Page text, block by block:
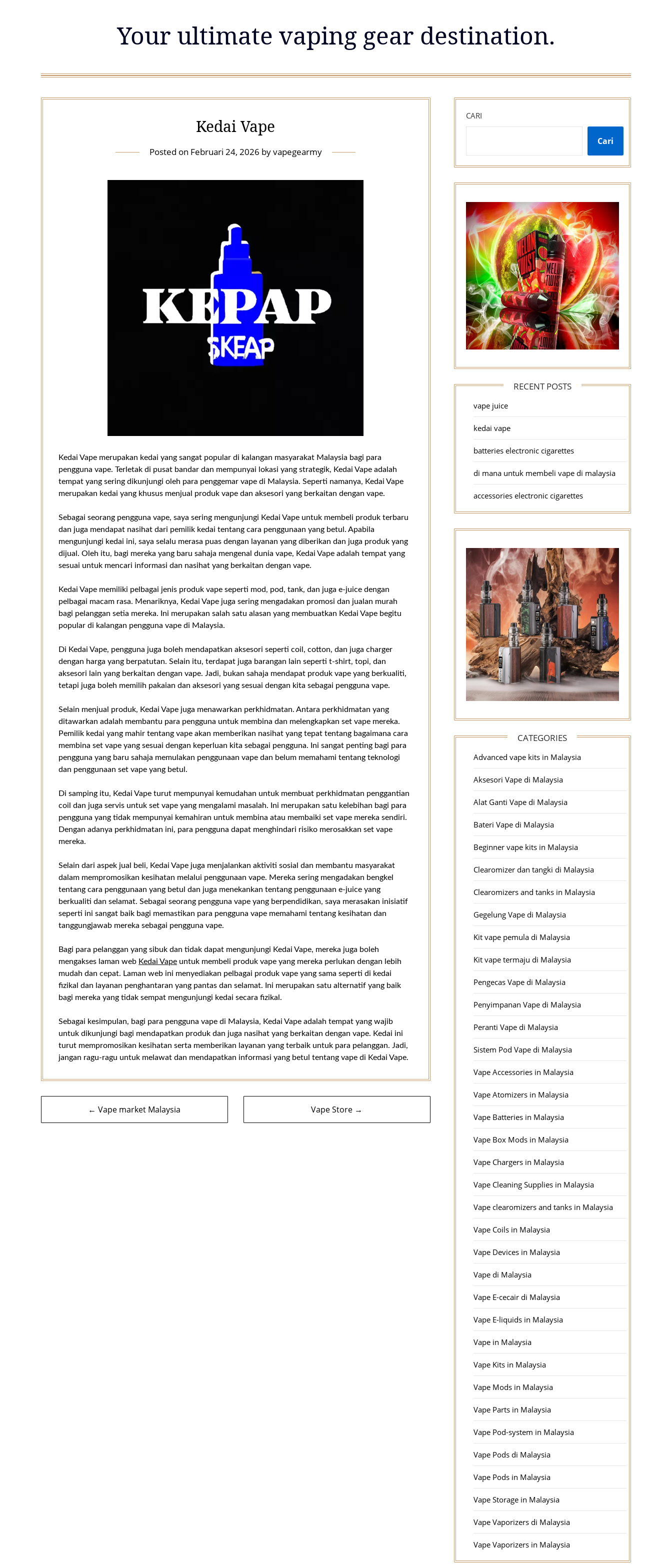
Your ultimate vaping gear destination.
Kedai Vape
Posted on Februari 24, 2026 byvapegearmy
Kedai Vape merupakan kedai yang sangat popular di kalangan masyarakat Malaysia bagi para
pengguna vape. Terletak di pusat bandar dan mempunyai lokasi yang strategik, Kedai Vape adalah
tempat yang sering dikunjungi oleh para penggemar vape di Malaysia. Seperti namanya, Kedai Vape
merupakan kedai yang khusus menjual produk vape dan aksesori yang berkaitan dengan vape.
Sebagai seorang pengguna vape, saya sering mengunjungi Kedai Vape untuk membeli produk terbaru
dan juga mendapat nasihat dari pemilik kedai tentang cara penggunaan yang betul. Apabila
mengunjungi kedai ini, saya selalu merasa puas dengan layanan yang diberikan dan juga produk yang
dijual. Oleh itu, bagi mereka yang baru sahaja mengenal dunia vape, Kedai Vape adalah tempat yang
sesuai untuk mencari informasi dan nasihat yang berkaitan dengan vape.
Kedai Vape memiliki pelbagai jenis produk vape seperti mod, pod, tank, dan juga e-juice dengan
pelbagai macam rasa. Menariknya, Kedai Vape juga sering mengadakan promosi dan jualan murah
bagi pelanggan setia mereka. Ini merupakan salah satu alasan yang membuatkan Kedai Vape begitu
popular di kalangan pengguna vape di Malaysia.
Di Kedai Vape, pengguna juga boleh mendapatkan aksesori seperti coil, cotton, dan juga charger
dengan harga yang berpatutan. Selain itu, terdapat juga barangan lain seperti t-shirt, topi, dan
aksesori lain yang berkaitan dengan vape. Jadi, bukan sahaja mendapat produk vape yang berkualiti,
tetapi juga boleh memilih pakaian dan aksesori yang sesuai dengan kita sebagai pengguna vape.
Selain menjual produk, Kedai Vape juga menawarkan perkhidmatan. Antara perkhidmatan yang
ditawarkan adalah membantu para pengguna untuk membina dan melengkapkan set vape mereka.
Pemilik kedai yang mahir tentang vape akan memberikan nasihat yang tepat tentang bagaimana cara
membina set vape yang sesuai dengan keperluan kita sebagai pengguna. Ini sangat penting bagi para
pengguna yang baru sahaja memulakan penggunaan vape dan belum memahami tentang teknologi
dan penggunaan set vape yang betul.
Di samping itu, Kedai Vape turut mempunyai kemudahan untuk membuat perkhidmatan penggantian
coil dan juga servis untuk set vape yang mengalami masalah. Ini merupakan satu kelebihan bagi para
pengguna yang tidak mempunyai kemahiran untuk membina atau membaiki set vape mereka sendiri.
Dengan adanya perkhidmatan ini, para pengguna dapat menghindari risiko merosakkan set vape
mereka.
Selain dari aspek jual beli, Kedai Vape juga menjalankan aktiviti sosial dan membantu masyarakat
dalam mempromosikan kesihatan melalui penggunaan vape. Mereka sering mengadakan bengkel
tentang cara penggunaan yang betul dan juga menekankan tentang penggunaan e-juice yang
berkualiti dan selamat. Sebagai seorang pengguna vape yang berpendidikan, saya merasakan inisiatif
seperti ini sangat baik bagi memastikan para pengguna vape memahami tentang kesihatan dan
tanggungjawab mereka sebagai pengguna vape.
Bagi para pelanggan yang sibuk dan tidak dapat mengunjungi Kedai Vape, mereka juga boleh
mengakses laman web Kedai Vape untuk membeli produk vape yang mereka perlukan dengan lebih
mudah dan cepat. Laman web ini menyediakan pelbagai produk vape yang sama seperti di kedai
fizikal dan layanan penghantaran yang pantas dan selamat. Ini merupakan satu alternatif yang baik
bagi mereka yang tidak sempat mengunjungi kedai secara fizikal.
Sebagai kesimpulan, bagi para pengguna vape di Malaysia, Kedai Vape adalah tempat yang wajib
untuk dikunjungi bagi mendapatkan produk dan juga nasihat yang berkaitan dengan vape. Kedai ini
turut mempromosikan kesihatan serta memberikan layanan yang terbaik untuk para pelanggan. Jadi,
jangan ragu-ragu untuk melawat dan mendapatkan informasi yang betul tentang vape di Kedai Vape.
kiriman
← Vape market Malaysia Vape Store →
CARI
Cari
RECENT POSTS
vape juice
kedai vape
batteries electronic cigarettes
di mana untuk membeli vape di malaysia
accessories electronic cigarettes
CATEGORIES
Advanced vape kits in Malaysia
Aksesori Vape di Malaysia
Alat Ganti Vape di Malaysia
Bateri Vape di Malaysia
Beginner vape kits in Malaysia
Clearomizer dan tangki di Malaysia
Clearomizers and tanks in Malaysia
Gegelung Vape di Malaysia
Kit vape pemula di Malaysia
Kit vape termaju di Malaysia
Pengecas Vape di Malaysia
Penyimpanan Vape di Malaysia
Peranti Vape di Malaysia
Sistem Pod Vape di Malaysia
Vape Accessories in Malaysia
Vape Atomizers in Malaysia
Vape Batteries in Malaysia
Vape Box Mods in Malaysia
Vape Chargers in Malaysia
Vape Cleaning Supplies in Malaysia
Vape clearomizers and tanks in Malaysia
Vape Coils in Malaysia
Vape Devices in Malaysia
Vape di Malaysia
Vape E-cecair di Malaysia
Vape E-liquids in Malaysia
Vape in Malaysia
Vape Kits in Malaysia
Vape Mods in Malaysia
Vape Parts in Malaysia
Vape Pod-system in Malaysia
Vape Pods di Malaysia
Vape Pods in Malaysia
Vape Storage in Malaysia
Vape Vaporizers di Malaysia
Vape Vaporizers in Malaysia